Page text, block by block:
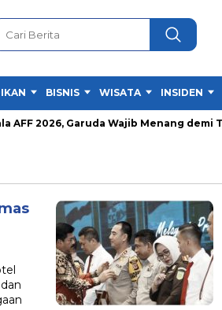
BISNIS WISATA INSIDEN
2026, Garuda Wajib Menang demi